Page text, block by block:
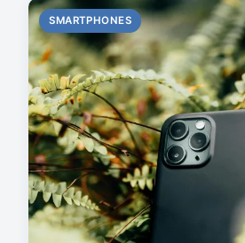
SMARTPHONES